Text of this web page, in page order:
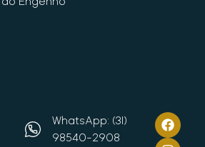
WhatsApp: (31)
98540-2908